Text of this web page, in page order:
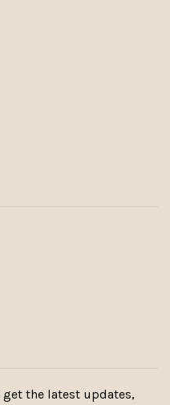
the latest updates,